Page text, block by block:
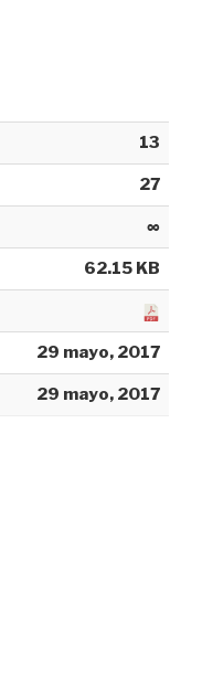
13
27
∞
62.15 KB
29 mayo, 2017
29 mayo, 2017